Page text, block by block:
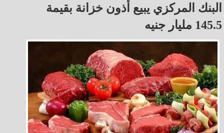
البنك المركزي يبيع أذون خزانة بقيمة
145.5 مليار جنيه